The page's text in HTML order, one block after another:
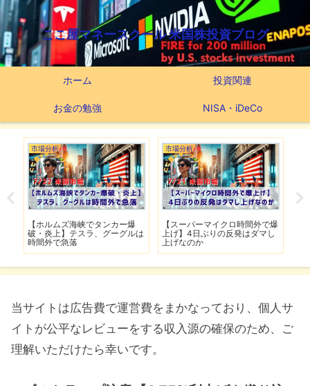
ここ屋マネースクール 米国株投資ブログ
ホーム 投資関連
お金の勉強 NISA・iDeCo
市場分析
【ホルムズ海峡でタンカー爆
破・炎上】テスラ、グーグルは
時間外で急落
市場分析
【スーパーマイクロ時間外で爆
上げ】4日ぶりの反発はダマし
上げなのか
当サイトは広告費で運営費をまかなっており、個人サ
イトが公平なレビューをする収入源の確保のため、ご
理解いただけたら幸いです。